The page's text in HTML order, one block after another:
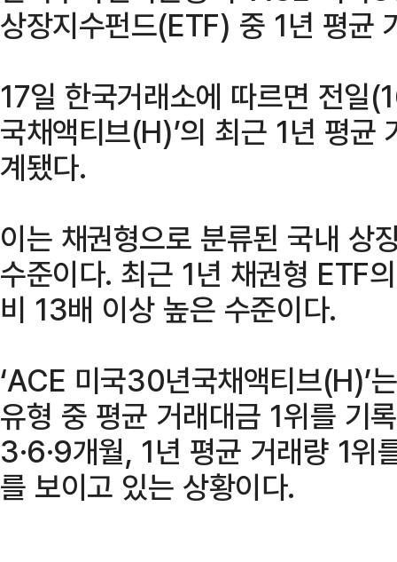
상장지수펀드(ETF) 중 1년 평균
17일 한국거래소에 따르면 전일
국채액티브(H)’의 최근 1년 평
계됐다.
이는 채권형으로 분류된 국내
수준이다. 최근 1년 채권형 ETF
비 13배 이상 높은 수준이다.
‘ACE 미국30년국채액티브(H)’
유형 중 평균 거래대금 1위를 기
3·6·9개월, 1년 평균 거래량 1위
를 보이고 있는 상황이다.